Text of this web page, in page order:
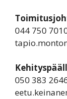
044 750
050 383